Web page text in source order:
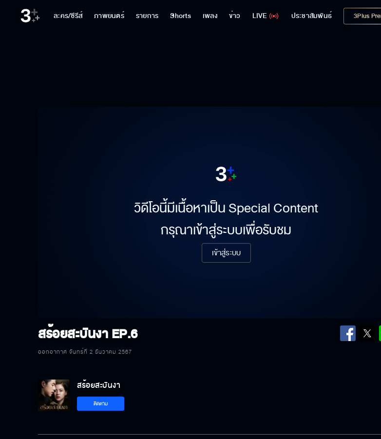
ละคร/ซีรีส์ ภาพยนตร์ รายการ Shorts เพลง ข่าว LIVE ประชาสัมพันธ์ 3Plus
วิดีโอนี้มีเนื้อหาเป็น Special Content
กรุณาเข้าสู่ระบบเพื่อรับชม
เข้าสู่ระบบ
สร้อยสะบันงาEP.6
ออกอากาศ จันทร์ที่ 2 ธันวาคม 2567
สร้อยสะบันงา
ติดตาม